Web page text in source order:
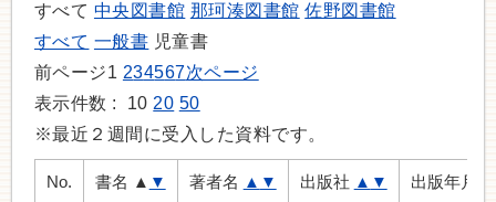
すべて 中央図書館 那珂湊図書館 佐野図書館
すべて 一般書 児童書
前ページ1 234567次ページ
表示件数 : 10 20 50
※最近２週間に受入した資料です。
No. 書名 ▲ ▼ 著者名 ▲ ▼ 出版社 ▲ ▼ 出版年月